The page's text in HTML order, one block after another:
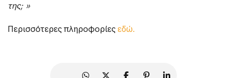
της; »
Περισσότερες πληροφορίεςεδώ.